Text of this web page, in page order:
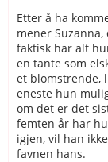
Etter å ha
mener
faktisk har alt
en tante som
et blomstrende,
eneste hun
om det er det
femten år har
igjen, vil han
favnen hans.